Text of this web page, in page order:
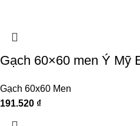
Gạch 60×60 men Ý Mỹ
Gạch 60x60 Men
191.520 ₫